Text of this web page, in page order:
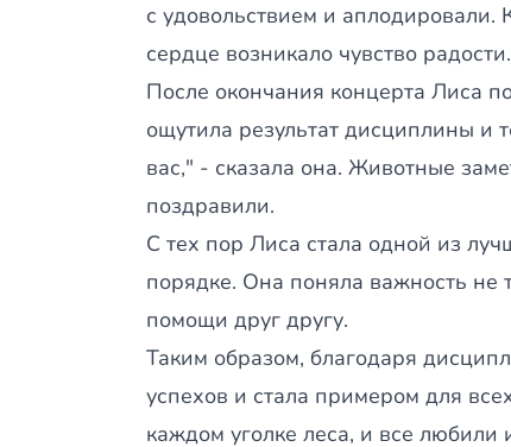
с удовольствием и
сердце возникало чувство радости.
После окончания концерта Лиса
ощутила результат дисциплины и
вас," - сказала она. Животные
поздравили.
С тех пор Лиса стала одной из
порядке. Она поняла важность не
помощи друг другу.
Таким образом, благодаря
успехов и стала примером для
каждом уголке леса, и все любили